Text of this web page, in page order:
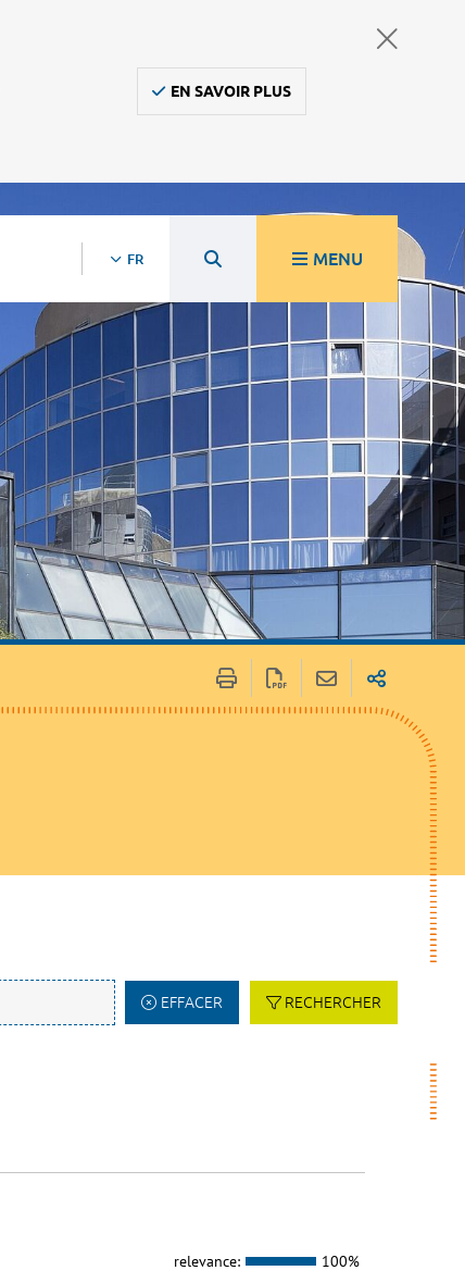
EN SAVOIR PLUS
FR MENU
EFFACER RECHERCHER
relevance: 100%